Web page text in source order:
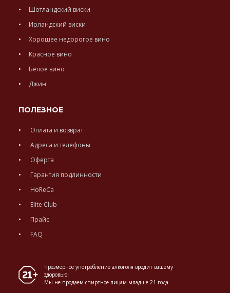
Шотландский виски
Ирландский виски
Хорошее недорогое вино
Красное вино
Белое вино
Джин
ПОЛЕЗНОЕ
Оплата и возврат
Адреса и телефоны
Оферта
Гарантия подлинности
HoReCa
Elite Club
Прайс
FAQ
Чрезмерное употребление алкоголя вредит вашему
здоровью!
Мы не продаем спиртное лицам младше 21 года.